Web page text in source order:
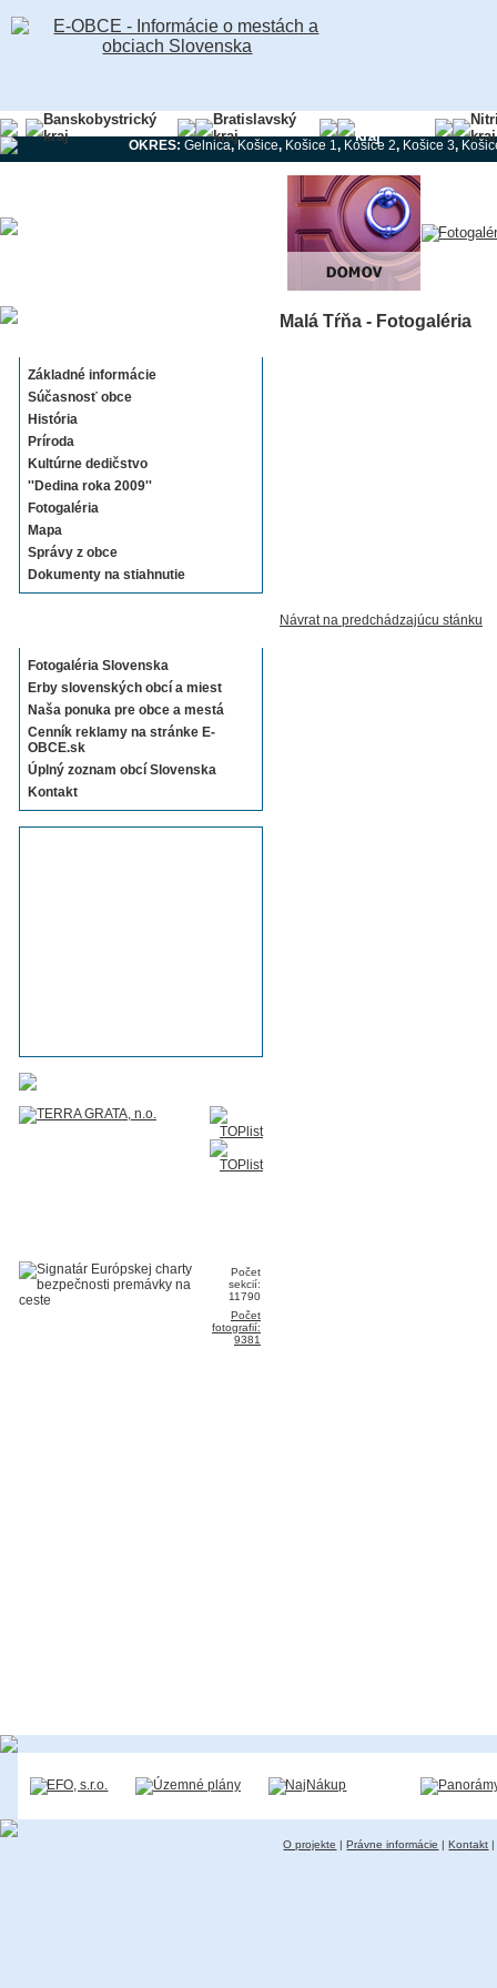
Banskobystrický
kraj
Bratislavský
kraj
kraj
kraj
OKRES:Gelnica,Košice, Košice 1, Košice 2, Košice 3,
Základné informácie
Súčasnosť obce
História
Príroda
Kultúrne dedičstvo
''Dedina roka 2009''
Fotogaléria
Mapa
Správy z obce
Dokumenty na stiahnutie
Fotogaléria Slovenska
Erby slovenských obcí a miest
Naša ponuka pre obce a mestá
Cenník reklamy na stránke E-
OBCE.sk
Úplný zoznam obcí Slovenska
Kontakt
Počet
sekcií:
11790
Počet
fotografií:
9381
Malá Tŕňa - Fotogaléria
Návrat na predchádzajúcu stánku
O projekte |Právne informácie |Kontakt